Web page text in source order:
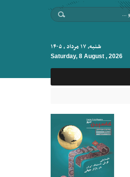
شنبه, ۱۷ مرداد , ۱۴۰۵
Saturday, 8 August , 2026